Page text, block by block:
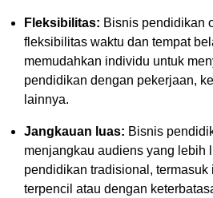
Fleksibilitas: Bisnis pendidikan
fleksibilitas waktu dan tempat
memudahkan individu untuk
pendidikan dengan pekerjaan,
lainnya.
Jangkauan luas: Bisnis
menjangkau audiens yang lebih
pendidikan tradisional, termasuk
terpencil atau dengan